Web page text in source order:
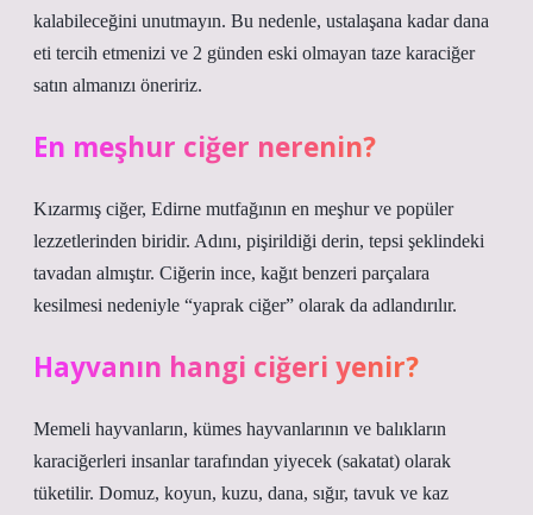
kalabileceğini unutmayın. Bu nedenle, ustalaşana kadar dana
eti tercih etmenizi ve 2 günden eski olmayan taze karaciğer
satın almanızı öneririz.
En meşhur ciğer nerenin?
Kızarmış ciğer, Edirne mutfağının en meşhur ve popüler
lezzetlerinden biridir. Adını, pişirildiği derin, tepsi şeklindeki
tavadan almıştır. Ciğerin ince, kağıt benzeri parçalara
kesilmesi nedeniyle “yaprak ciğer” olarak da adlandırılır.
Hayvanın hangi ciğeri yenir?
Memeli hayvanların, kümes hayvanlarının ve balıkların
karaciğerleri insanlar tarafından yiyecek (sakatat) olarak
tüketilir. Domuz, koyun, kuzu, dana, sığır, tavuk ve kaz